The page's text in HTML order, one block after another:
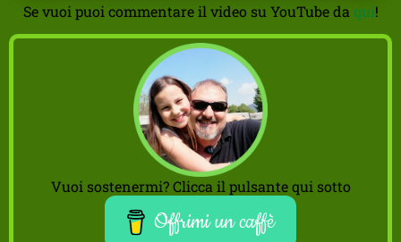
Se vuoi puoi commentare il video su YouTube da qui!
Vuoi sostenermi? Clicca il pulsante qui sotto
Offrimi un caffè